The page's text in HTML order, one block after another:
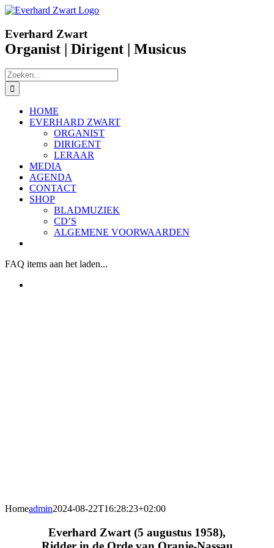
Ga
inhoud
Facebook
YouTube
Everhard Zwart
Organist | Dirigent | Musicus
Zoeken
naar:
HOME
EVERHARD ZWART
ORGANIST
DIRIGENT
LERAAR
MEDIA
AGENDA
CONTACT
SHOP
BLADMUZIEK
CD’S
ALGEMENE VOORWAARDEN
FAQ items aan het laden...
Homeadmin2024-08-22T16:28:23+02:00
Everhard Zwart (5 augustus 1958),